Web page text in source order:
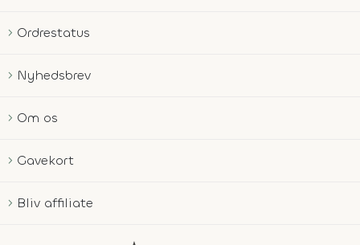
Ordrestatus
Nyhedsbrev
Om os
Gavekort
Bliv affiliate